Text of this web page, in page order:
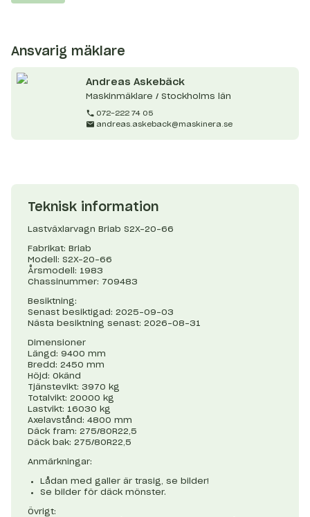
Ansvarig mäklare
Andreas Askebäck
Maskinmäklare / Stockholms län
072-222 74 05
andreas.askeback@maskinera.se
Teknisk information
Lastväxlarvagn Briab S2X-20-66
Fabrikat: Briab
Modell: S2X-20-66
Årsmodell: 1983
Chassinummer: 709483
Besiktning:
Senast besiktigad: 2025-09-03
Nästa besiktning senast: 2026-08-31
Dimensioner
Längd: 9400 mm
Bredd: 2450 mm
Höjd: Okänd
Tjänstevikt: 3970 kg
Totalvikt: 20000 kg
Lastvikt: 16030 kg
Axelavstånd: 4800 mm
Däck fram: 275/80R22,5
Däck bak: 275/80R22,5
Anmärkningar:
Lådan med galler är trasig, se bilder!
Se bilder för däck mönster.
Övrigt: